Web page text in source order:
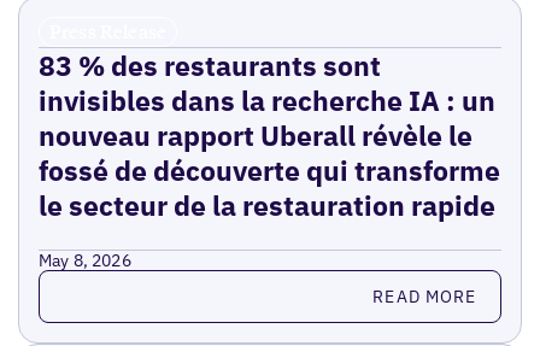
83 % des restaurants sont
invisibles dans la recherche IA : un
nouveau rapport Uberall révèle le
fossé de découverte qui transforme
le secteur de la restauration rapide
May 8, 2026
Read more READ MORE